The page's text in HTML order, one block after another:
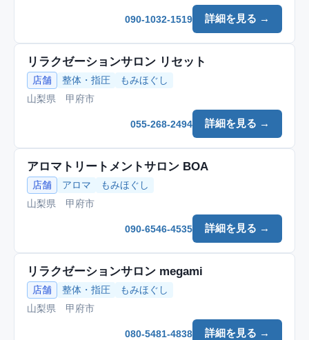
詳細を見る →
090-1032-1519
リラクゼーションサロン リセット
店舗 整体・指圧
もみほぐし
山梨県 甲府市
詳細を見る →
055-268-2494
アロマトリートメントサロン BOA
店舗 アロマ
もみほぐし
山梨県 甲府市
詳細を見る →
090-6546-4535
リラクゼーションサロン megami
店舗 整体・指圧
もみほぐし
山梨県 甲府市
詳細を見る →
080-5481-4838